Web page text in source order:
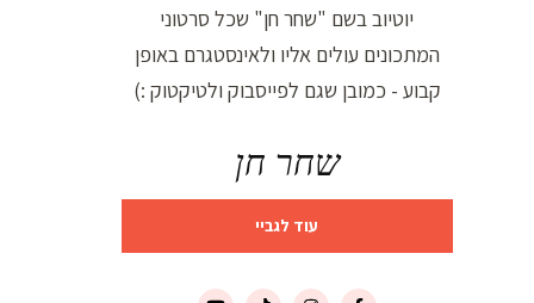
יוטיוב בשם "שחר חן" שכל סרטוני
המתכונים עולים אליו ולאינסטגרם באופן
קבוע - כמובן שגם לפייסבוק ולטיקטוק :)
שחר חן
עוד לגביי